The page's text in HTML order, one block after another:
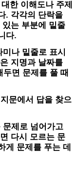
한 이해도나 주제
. 각각의 단락을
는 부분에 밑줄
다.
나 밑줄로 표시
지명과 날짜를
면 문제를 풀 때
문에서 답을 찾으
문제로 넘어가고
다시 모르는 문
게 문제를 푸는 데